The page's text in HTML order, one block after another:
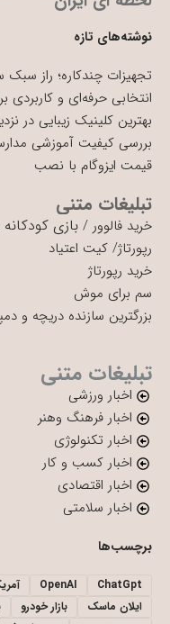
نوشته‌های تازه
تجهیزات چندکاره؛ راز
انتخابی حرفه‌ای و
بهترین کلینیک زیبایی در
بررسی کیفیت آموزشی
قیمت ایزوگام با نصب
تبلیغات متنی
خرید فالوور / بازی کودکانه
رپورتاژ/ کیت اعتیاد
خرید رپورتاژ
سم برای موش
بزرگترین سازنده دریچه و
تبلیغات متنی
اخبار ورزشی
اخبار فرهنگ وهنر
اخبار تکنولوژی
اخبار کسب و کار
اخبار اقتصادی
اخبار سلامتی
برچسب‌ها
ChatGpt
OpenAI
ایلان ماسک
بازار خودرو